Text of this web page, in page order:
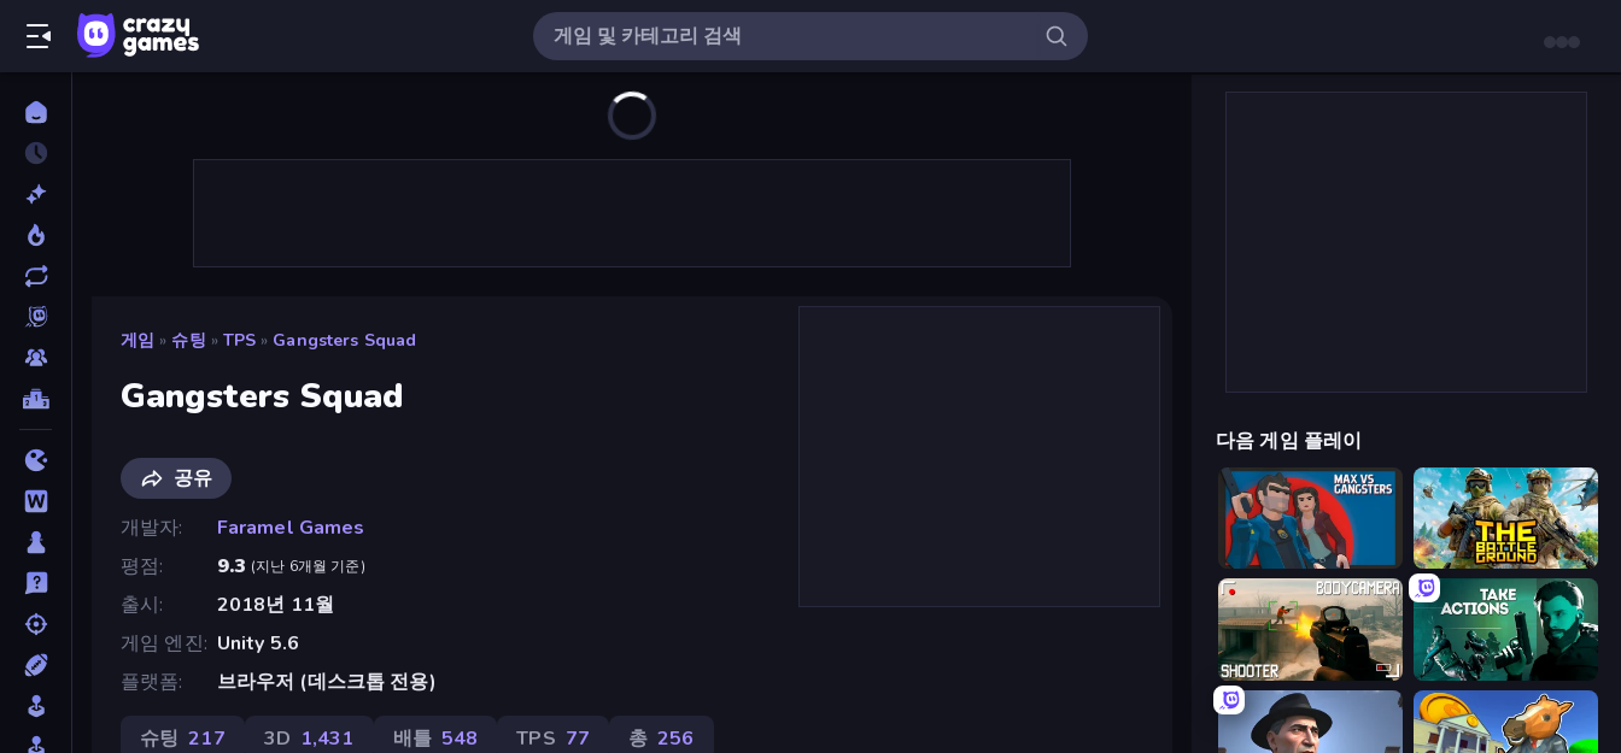
게임 » 슈팅 » TPS » Gangsters Squad
Gangsters Squad
공유
개발자
Faramel Games
평점
9.3 (지난 6개월 기준)
출시
2018년 11월
게임 엔진
Unity 5.6
플랫폼
브라우저 (데스크톱 전용)
슈팅 217 3D 1,431 배틀 548 TPS 77 총 256
다음 게임 플레이
Max vs Gangsters The Battleground
BodyCamera Shooter Take Actions